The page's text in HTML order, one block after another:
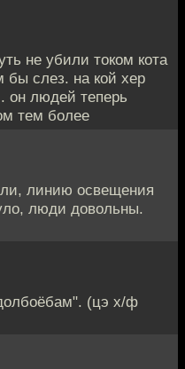
не убили током кота
бы слез. на кой хер
он людей теперь
тем более
линию освещения
люди довольны.
(цэ х/ф